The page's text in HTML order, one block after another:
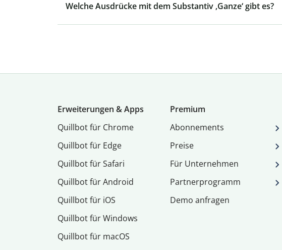
Welche Ausdrücke mit dem Substantiv ‚Ganze‘ gibt es?
Erweiterungen & Apps
Quillbot für Chrome
Quillbot für Edge
Quillbot für Safari
Quillbot für Android
Quillbot für iOS
Quillbot für Windows
Quillbot für macOS
Premium
Abon­ne­ments
Preise
Für Unternehmen
Partnerprogramm
Demo anfragen